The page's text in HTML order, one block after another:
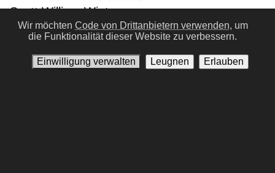
Scott William Winters
Wir möchten Code von Drittanbietern verwenden, um
die Funktionalität dieser Website zu verbessern.
Einwilligung verwalten Leugnen Erlauben